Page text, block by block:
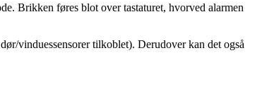
Brikken føres blot over tastaturet, hvorved alarmen
vinduessensorer tilkoblet). Derudover kan det også